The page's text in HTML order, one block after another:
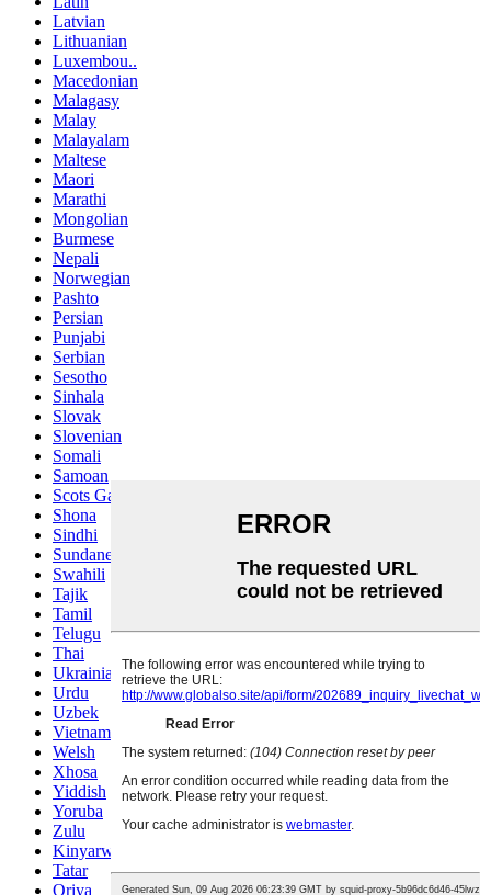
Latvian
Lithuanian
Luxembou..
Macedonian
Malagasy
Malay
Malayalam
Maltese
Maori
Marathi
Mongolian
Burmese
Nepali
Norwegian
Pashto
Persian
Punjabi
Serbian
Sesotho
Sinhala
Slovak
Slovenian
Somali
Samoan
Scots Gaelic
Shona
Sindhi
Sundanese
Swahili
Tajik
Tamil
Telugu
Thai
Ukrainian
Urdu
Uzbek
Vietnamese
Welsh
Xhosa
Yiddish
Yoruba
Zulu
Kinyarwanda
Tatar
Oriya